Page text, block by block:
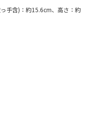
手含)：約15.6cm、高さ：約